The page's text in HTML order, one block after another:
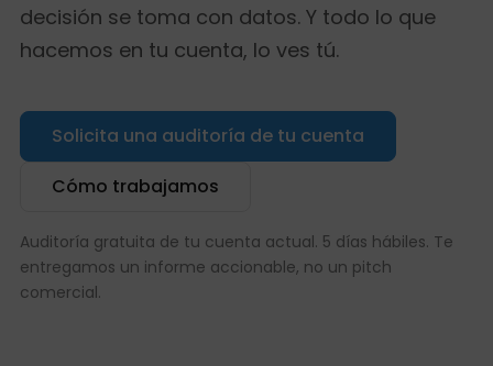
decisión se toma con datos. Y todo lo que
hacemos en tu cuenta, lo ves tú.
Solicita una auditoría de tu cuenta
Cómo trabajamos
Auditoría gratuita de tu cuenta actual. 5 días hábiles. Te
entregamos un informe accionable, no un pitch
comercial.